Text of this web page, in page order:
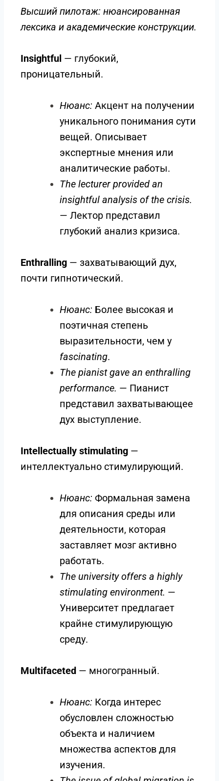
Высший пилотаж: нюансированная
лексика и академические конструкции.
Insightful — глубокий,
проницательный.
Нюанс: Акцент на получении
уникального понимания сути
вещей. Описывает
экспертные мнения или
аналитические работы.
The lecturer provided an
insightful analysis of the crisis.
— Лектор представил
глубокий анализ кризиса.
Enthralling — захватывающий дух,
почти гипнотический.
Нюанс: Более высокая и
поэтичная степень
выразительности, чем у
fascinating.
The pianist gave an enthralling
performance. — Пианист
представил захватывающее
дух выступление.
Intellectually stimulating —
интеллектуально стимулирующий.
Нюанс: Формальная замена
для описания среды или
деятельности, которая
заставляет мозг активно
работать.
The university offers a highly
stimulating environment. —
Университет предлагает
крайне стимулирующую
среду.
Multifaceted — многогранный.
Нюанс: Когда интерес
обусловлен сложностью
объекта и наличием
множества аспектов для
изучения.